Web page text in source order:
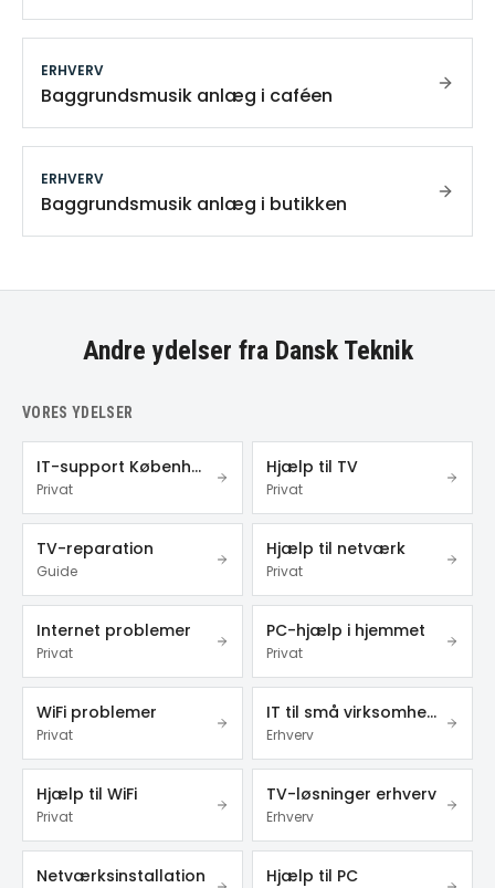
ERHVERV
Baggrundsmusik anlæg i caféen
ERHVERV
Baggrundsmusik anlæg i butikken
Andre ydelser fra Dansk Teknik
VORES YDELSER
IT-support København
Privat
Hjælp til TV
Privat
TV-reparation
Guide
Hjælp til netværk
Privat
Internet problemer
Privat
PC-hjælp i hjemmet
Privat
WiFi problemer
Privat
IT til små virksomheder
Erhverv
Hjælp til WiFi
Privat
TV-løsninger erhverv
Erhverv
Netværksinstallation Hjælp til PC